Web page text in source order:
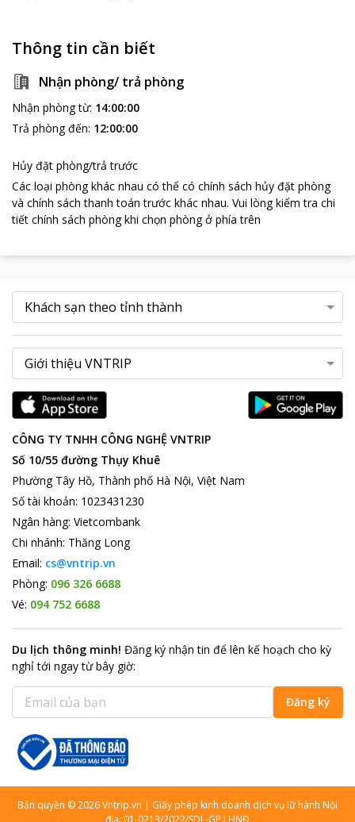
Thông tin cần biết
Nhận phòng/ trả phòng
Nhận phòng từ: 14:00:00
Trả phòng đến: 12:00:00
Hủy đặt phòng/trả trước
Các loại phòng khác nhau có thể có chính sách hủy đặt phòng
và chính sách thanh toán trước khác nhau. Vui lòng kiểm tra chi
tiết chính sách phòng khi chọn phòng ở phía trên
CÔNG TY TNHH CÔNG NGHỆ VNTRIP
Số 10/55 đường Thụy Khuê
Phường Tây Hồ, Thành phố Hà Nội, Việt Nam
Số tài khoản: 1023431230
Ngân hàng: Vietcombank
Chi nhánh: Thăng Long
Email: cs@vntrip.vn
Phòng: 096 326 6688
Vé: 094 752 6688
Du lịch thông minh! Đăng ký nhận tin để lên kế hoạch cho kỳ
nghỉ tới ngay từ bây giờ:
Đăng ký
Bản quyền ©2026Vntrip.vn | Giấy phép kinh doanh dịch vụ lữ hành Nội